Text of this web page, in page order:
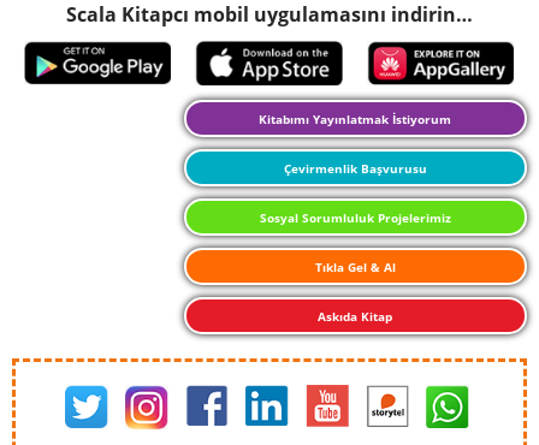
Scala Kitapcı mobil uygulamasını indirin…
Kitabımı Yayınlatmak İstiyorum
Çevirmenlik Başvurusu
Sosyal Sorumluluk Projelerimiz
Tıkla Gel & Al
Askıda Kitap